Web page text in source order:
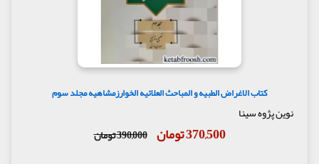
کتاب الاغراض الطبیه و المباحث العلائیه الخوارزمشاهیه مجلد سوم
نوین پژوه سینا
370,500 تومان 390,000 تومان